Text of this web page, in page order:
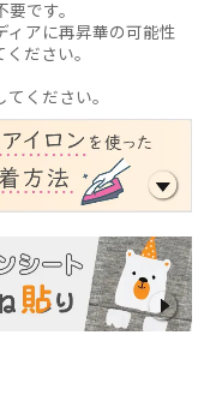
です。
アに再昇華の可能性
ださい。
ください。